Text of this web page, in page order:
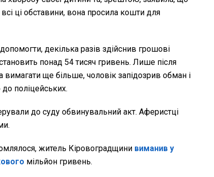
ці обставини, вона просила кошти для
декілька разів здійснив грошові
понад 54 тисяч гривень. Лише після
вимагати ще більше, чоловік запідозрив обман і
поліцейських.
до суду обвинувальний акт. Аферистці
житель Кіровоградщини виманив у
мільйон гривень.